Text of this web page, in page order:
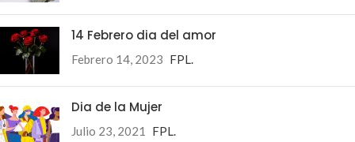
14 Febrero dia del amor
Febrero 14, 2023 FPL.
Dia de la Mujer
Julio 23, 2021 FPL.